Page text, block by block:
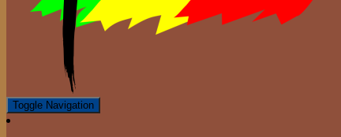
Toggle Navigation